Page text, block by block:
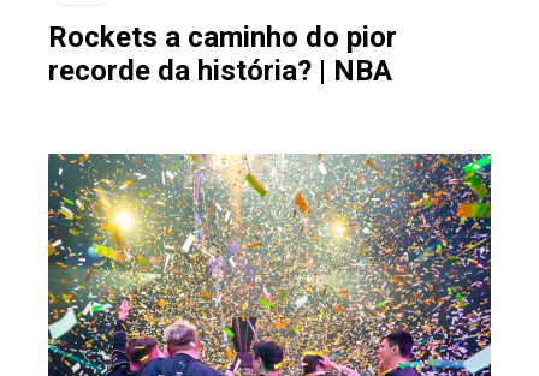
Rockets a caminho do pior
recorde da história? | NBA